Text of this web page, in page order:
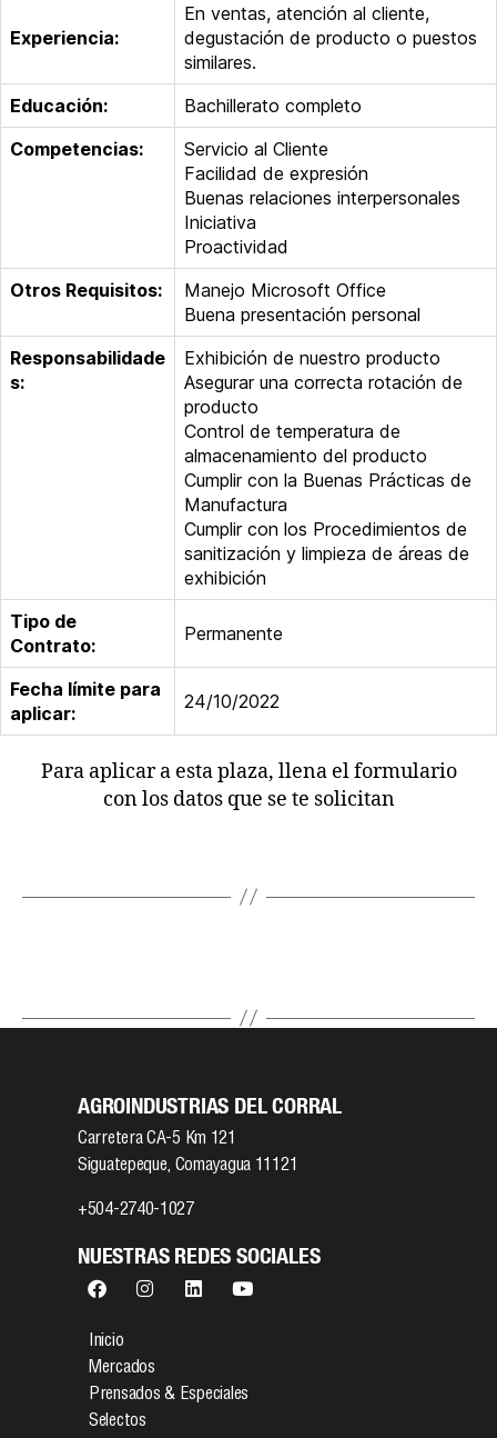
Experiencia:
En ventas, atención al cliente,
degustación de producto o puestos
similares.
Educación:
Bachillerato completo
Competencias:
Servicio al Cliente
Facilidad de expresión
Buenas relaciones interpersonales
Iniciativa
Proactividad
Otros Requisitos:
Manejo Microsoft Office
Buena presentación personal
Responsabilidade
s:
Exhibición de nuestro producto
Asegurar una correcta rotación de
producto
Control de temperatura de
almacenamiento del producto
Cumplir con la Buenas Prácticas de
Manufactura
Cumplir con los Procedimientos de
sanitización y limpieza de áreas de
exhibición
Tipo de
Contrato:
Permanente
Fecha límite para
aplicar:
24/10/2022
Para aplicar a esta plaza, llena el formulario
con los datos que se te solicitan
AGROINDUSTRIAS DEL CORRAL
Carretera CA-5 Km 121
Siguatepeque, Comayagua 11121
+504-2740-1027
NUESTRAS REDES SOCIALES
Inicio
Mercados
Prensados & Especiales
Selectos